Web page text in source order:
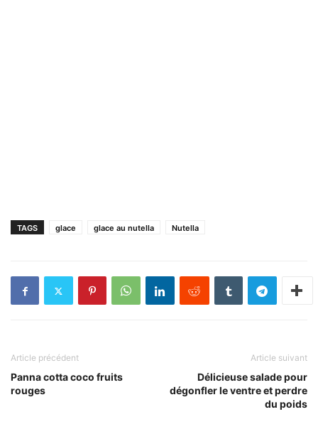
TAGS glace glace au nutella Nutella
Article précédent
Panna cotta coco fruits
rouges
Article suivant
Délicieuse salade pour
dégonfler le ventre et perdre
du poids